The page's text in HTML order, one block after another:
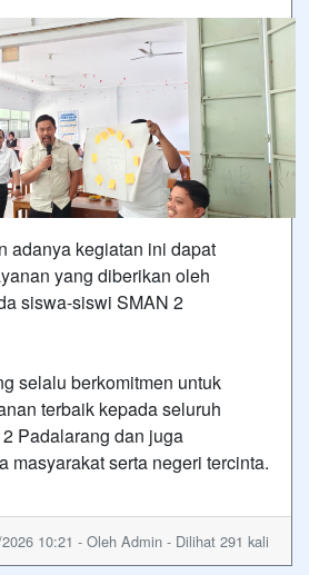
adanya kegiatan ini dapat
yang diberikan oleh
siswa-siswi SMAN 2
selalu berkomitmen untuk
terbaik kepada seluruh
Padalarang dan juga
masyarakat serta negeri tercinta.
10:21 - Oleh Admin - Dilihat 291 kali